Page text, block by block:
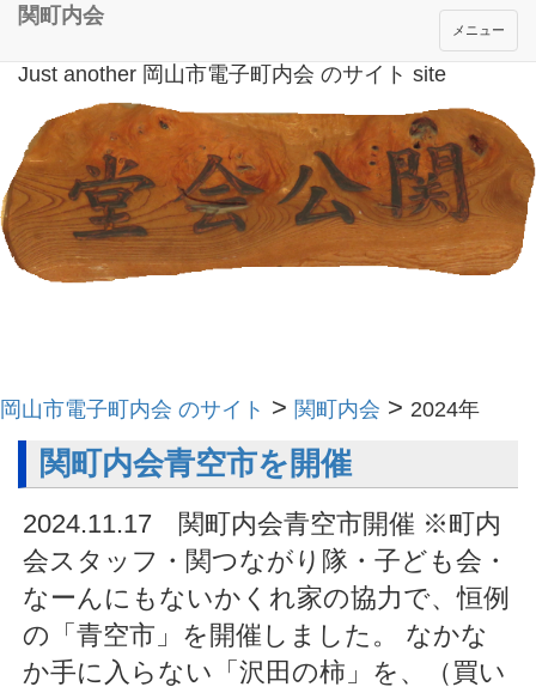
Just another 岡山市電子町内会 のサイト site
メニュー
関町内会
岡山市電子町内会 のサイト > 関町内会 > 2024年
関町内会青空市を開催
2024.11.17 関町内会青空市開催 ※町内
会スタッフ・関つながり隊・子ども会・
なーんにもないかくれ家の協力で、恒例
の「青空市」を開催しました。 なかな
か手に入らない「沢田の柿」を、（買い